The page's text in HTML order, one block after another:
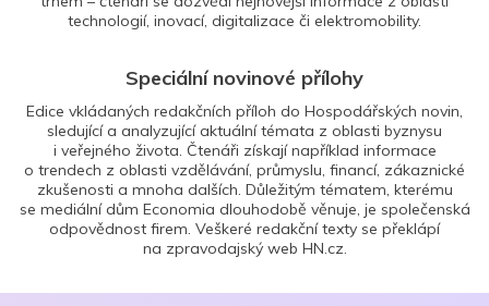
technologií, inovací, digitalizace či elektromobility.
Speciální novinové přílohy
Edice vkládaných redakčních příloh do Hospodářských novin,
sledující a analyzující aktuální témata z oblasti byznysu
i veřejného života. Čtenáři získají například informace
o trendech z oblasti vzdělávání, průmyslu, financí, zákaznické
zkušenosti a mnoha dalších. Důležitým tématem, kterému
se mediální dům Economia dlouhodobě věnuje, je společenská
odpovědnost firem. Veškeré redakční texty se překlápí
na zpravodajský web HN.cz.